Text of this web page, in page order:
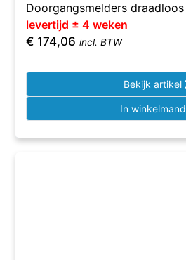
Doorgangsmelders draadloos
levertijd ± 4 weken
€ 174,06 incl. BTW
Bekijk artikel
In winkelmand